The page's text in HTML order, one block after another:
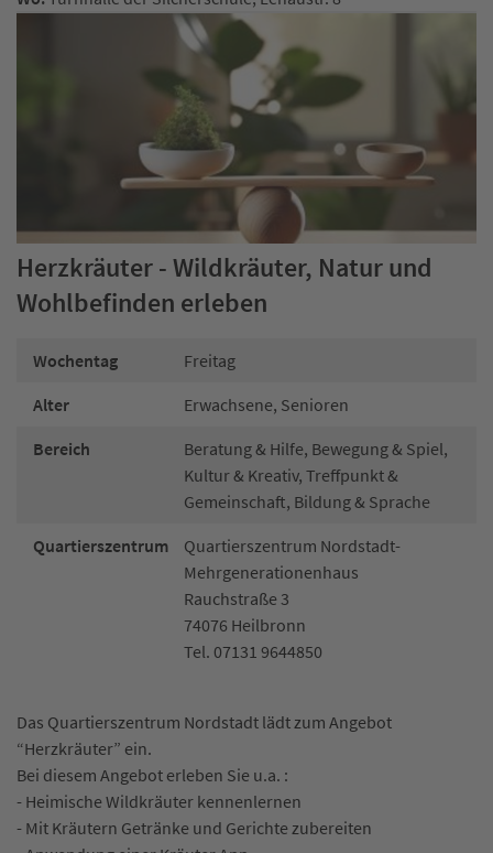
Herzkräuter - Wildkräuter, Natur und
Wohlbefinden erleben
Wochentag
Freitag
Alter
Erwachsene, Senioren
Bereich
Beratung & Hilfe, Bewegung & Spiel,
Kultur & Kreativ, Treffpunkt &
Gemeinschaft, Bildung & Sprache
Quartierszentrum
Quartierszentrum Nordstadt-
Mehrgenerationenhaus
Rauchstraße 3
74076 Heilbronn
Tel. 07131 9644850
Das Quartierszentrum Nordstadt lädt zum Angebot
“Herzkräuter” ein.
Bei diesem Angebot erleben Sie u.a. :
- Heimische Wildkräuter kennenlernen
- Mit Kräutern Getränke und Gerichte zubereiten